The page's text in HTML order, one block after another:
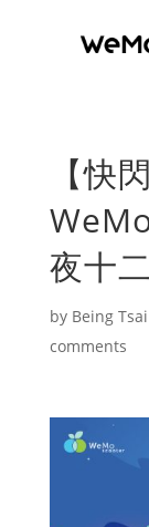
【快
夜十
by Being Tsai
comments